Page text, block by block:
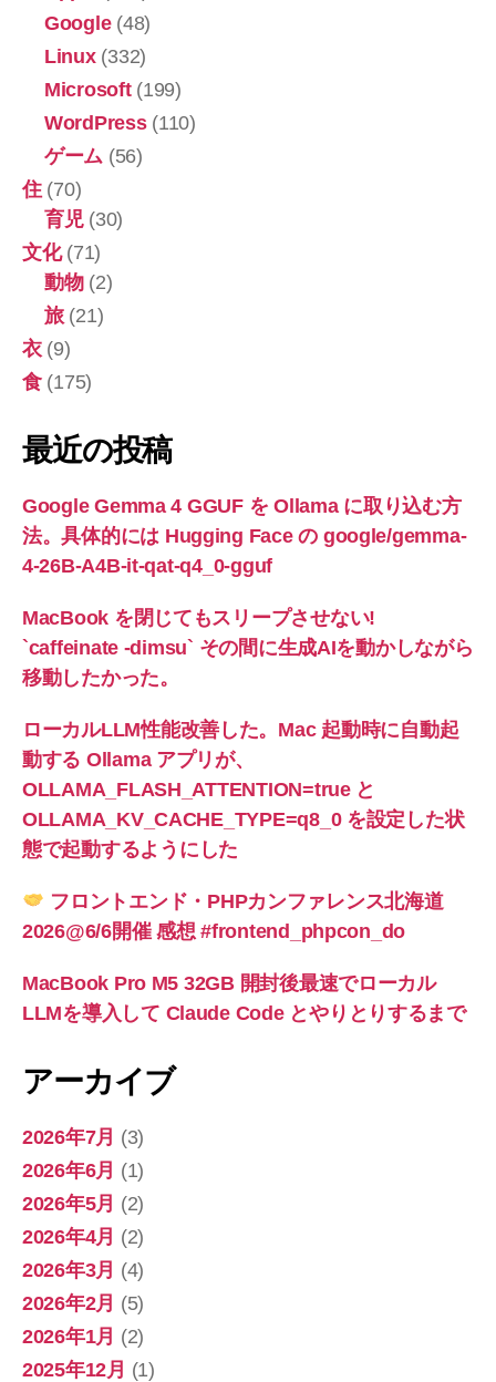
Google(48)
Linux(332)
Microsoft(199)
WordPress(110)
ゲーム (56)
住(70)
育児(30)
文化(71)
動物(2)
旅(21)
衣(9)
食(175)
最近の投稿
Google Gemma 4 GGUF を Ollama に取り込む方
法。具体的には Hugging Face の google/gemma-
4-26B-A4B-it-qat-q4_0-gguf
MacBook を閉じてもスリープさせない!
`caffeinate -dimsu` その間に生成AIを動かしながら
移動したかった。
ローカルLLM性能改善した。Mac 起動時に自動起
動する Ollama アプリが、
OLLAMA_FLASH_ATTENTION=true と
OLLAMA_KV_CACHE_TYPE=q8_0 を設定した状
態で起動するようにした
フロントエンド・PHPカンファレンス北海道
2026@6/6開催 感想 #frontend_phpcon_do
MacBook Pro M5 32GB 開封後最速でローカル
LLMを導入して Claude Code とやりとりするまで
アーカイブ
2026年7月 (3)
2026年6月 (1)
2026年5月 (2)
2026年4月 (2)
2026年3月 (4)
2026年2月 (5)
2026年1月 (2)
2025年12月 (1)